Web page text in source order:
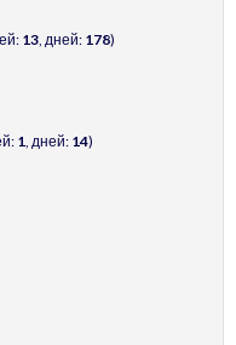
13, дней: 178)
1, дней: 14)